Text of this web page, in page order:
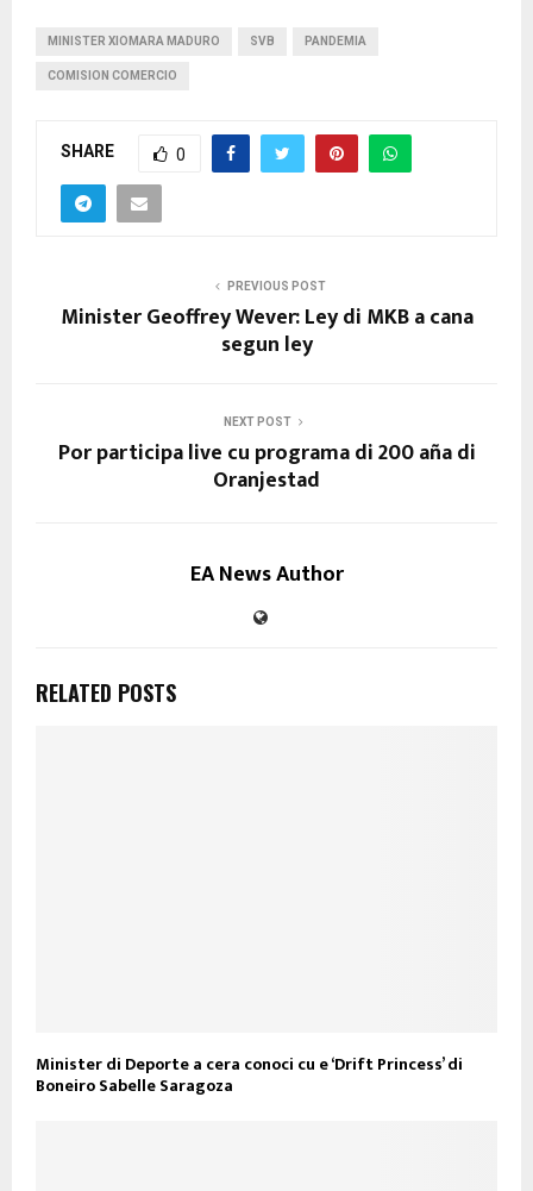
MINISTER XIOMARA MADURO SVB PANDEMIA
COMISION COMERCIO
SHARE 0
PREVIOUS POST
Minister Geoffrey Wever: Ley di MKB a cana
segun ley
NEXT POST
Por participa live cu programa di 200 aña di
Oranjestad
EA News Author
RELATED POSTS
Minister di Deporte a cera conoci cu e ‘Drift Princess’ di
Boneiro Sabelle Saragoza